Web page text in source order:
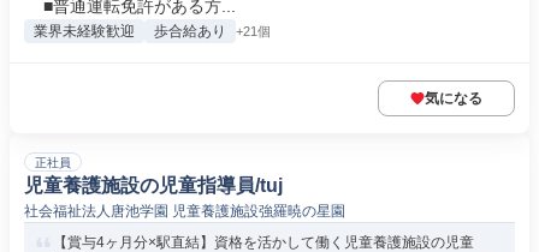
■普通運転免許がある方...
業界未経験歓迎 歩合給あり +21個
気になる
正社員
児童養護施設の児童指導員/tuj
社会福祉法人唐池学園 児童養護施設強羅暁の星園
【賞与4ヶ月分×駅直結】資格を活かして働く児童養護施設の児童